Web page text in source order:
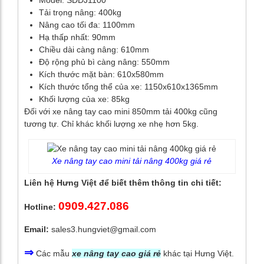
Tải trọng nâng: 400kg
Nâng cao tối đa: 1100mm
Hạ thấp nhất: 90mm
Chiều dài càng nâng: 610mm
Độ rộng phủ bì càng nâng: 550mm
Kích thước mặt bàn: 610x580mm
Kích thước tổng thể của xe: 1150x610x1365mm
Khối lượng của xe: 85kg
Đối với xe nâng tay cao mini 850mm tải 400kg cũng
tương tự. Chỉ khác khối lượng xe nhẹ hơn 5kg.
Xe nâng tay cao mini tải nâng 400kg giá rẻ
Liên hệ Hưng Việt để biết thêm thông tin chi tiết:
Hotline: 0909.427.086
Email: sales3.hungviet@gmail.com
⇒ Các mẫuxe nâng tay cao giá rẻ khác tại Hưng Việt.